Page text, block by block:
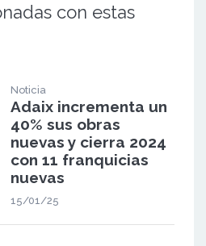
con estas
Noticia
Adaix incrementa un
40% sus obras
nuevas y cierra 2024
con 11 franquicias
nuevas
15/01/25